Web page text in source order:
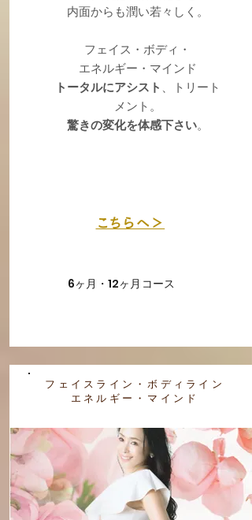
内面からも潤い若々しく。
フェイス・ボディ・
エネルギー・マインド
トータルにアシスト
、トリート
メント。
驚きの変化を体感下さい。
​こちらへ＞
6ヶ月・12ヶ月コース
フェイスライン・ボディライン
​エネルギー・マインド